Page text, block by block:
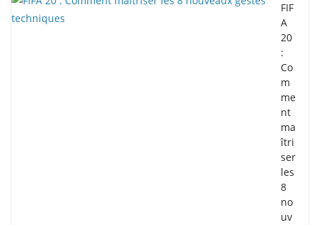
FIF
A
20
:
Co
m
me
nt
ma
îtri
ser
les
8
no
uv